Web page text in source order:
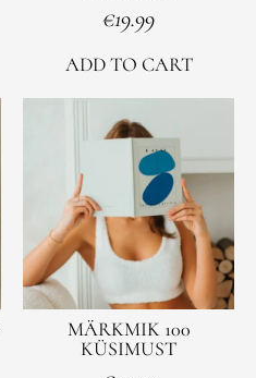
€19.99
ADD TO CART
MÄRKMIK 100
KÜSIMUST